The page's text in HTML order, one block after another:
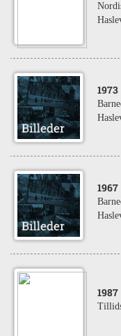
1973
1967
1987